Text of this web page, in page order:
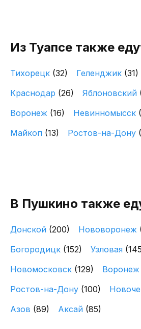
Из Туапсе также
Тихорецк (32) Геленджик (31)
Краснодар (26) Яблоновский
Воронеж (16) Невинномысск
Майкоп (13) Ростов-на-Дону
В Пушкино также
Донской (200) Нововоронеж
Богородицк (152) Узловая
Новомосковск (129) Воронеж
Ростов-на-Дону (100)
Азов (89) Аксай (85)